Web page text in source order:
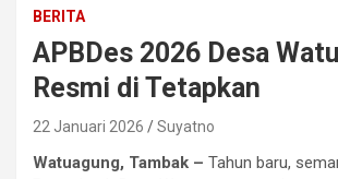
BERITA
APBDes 2026 Desa
Resmi di Tetapkan
22 Januari 2026 Suyatno
Watuagung, Tambak – Tahun baru,